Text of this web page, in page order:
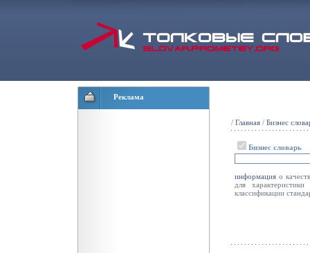
Реклама
/ Главная / Бизнес
Бизнес словарь
информация о
для
классификации